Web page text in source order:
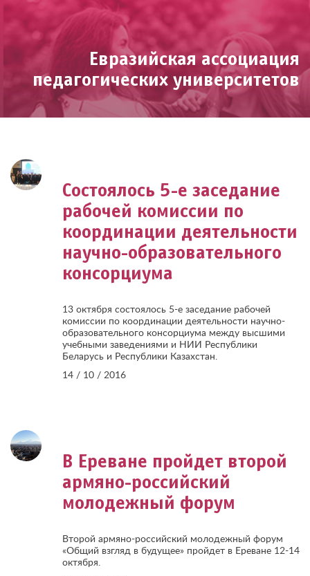
Skip
Евразийская ассоциация
педагогических университетов
Состоялось 5-е заседание
рабочей комиссии по
координации деятельности
научно-образовательного
консорциума
13 октября состоялось 5-е заседание рабочей
комиссии по координации деятельности научно-
образовательного консорциума между высшими
учебными заведениями и НИИ Республики
Беларусь и Республики Казахстан.
14 / 10 / 2016
В Ереване пройдет второй
армяно-российский
молодежный форум
Второй армяно-российский молодежный форум
«Общий взгляд в будущее» пройдет в Ереване 12-14
октября.